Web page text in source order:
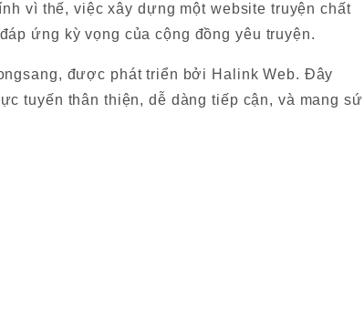
vì thế, việc xây dựng một website truyện chất
ứng kỳ vọng của cộng đồng yêu truyện.
được phát triển bởi Halink Web. Đây
tuyến thân thiện, dễ dàng tiếp cận, và mang sứ